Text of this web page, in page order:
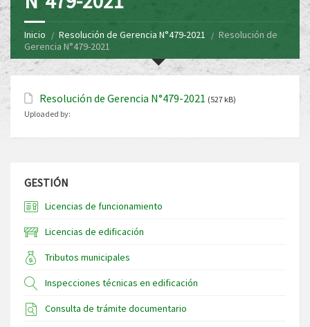
Inicio Resolución de Gerencia N°479-2021
Resolución de
Gerencia N°479-2021
Resolución de Gerencia N°479-2021 (527 kB)
Uploaded by:
GESTIÓN
Licencias de funcionamiento
Licencias de edificación
Tributos municipales
Inspecciones técnicas en edificación
Consulta de trámite documentario